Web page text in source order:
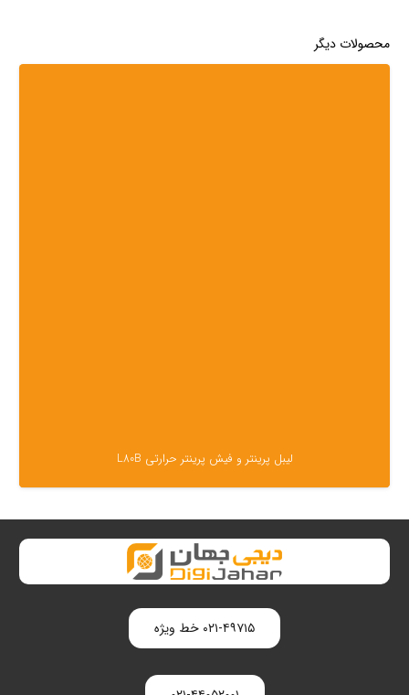
محصولات دیگر
لیبل پرینتر و فیش پرینتر حرارتی L80B
۰۲۱-۴۹۷۱۵ خط ویژه